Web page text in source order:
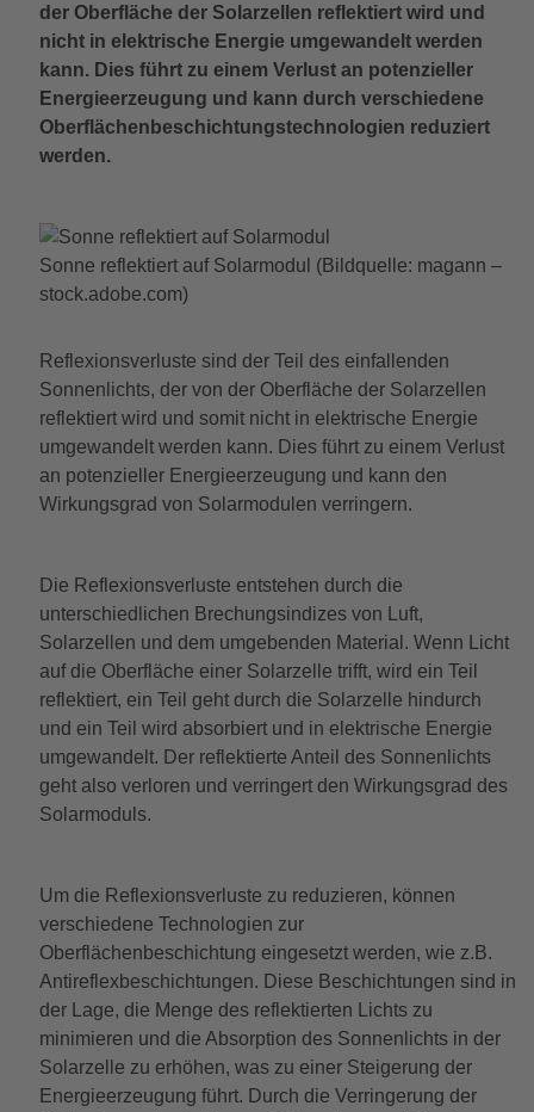
der Oberfläche der Solarzellen reflektiert wird und
nicht in elektrische Energie umgewandelt werden
kann. Dies führt zu einem Verlust an potenzieller
Energieerzeugung und kann durch verschiedene
Oberflächenbeschichtungstechnologien reduziert
werden.
Sonne reflektiert auf Solarmodul (Bildquelle: magann –
stock.adobe.com)
Reflexionsverluste sind der Teil des einfallenden
Sonnenlichts, der von der Oberfläche der Solarzellen
reflektiert wird und somit nicht in elektrische Energie
umgewandelt werden kann. Dies führt zu einem Verlust
an potenzieller Energieerzeugung und kann den
Wirkungsgrad von Solarmodulen verringern.
Die Reflexionsverluste entstehen durch die
unterschiedlichen Brechungsindizes von Luft,
Solarzellen und dem umgebenden Material. Wenn Licht
auf die Oberfläche einer Solarzelle trifft, wird ein Teil
reflektiert, ein Teil geht durch die Solarzelle hindurch
und ein Teil wird absorbiert und in elektrische Energie
umgewandelt. Der reflektierte Anteil des Sonnenlichts
geht also verloren und verringert den Wirkungsgrad des
Solarmoduls.
Um die Reflexionsverluste zu reduzieren, können
verschiedene Technologien zur
Oberflächenbeschichtung eingesetzt werden, wie z.B.
Antireflexbeschichtungen. Diese Beschichtungen sind in
der Lage, die Menge des reflektierten Lichts zu
minimieren und die Absorption des Sonnenlichts in der
Solarzelle zu erhöhen, was zu einer Steigerung der
Energieerzeugung führt. Durch die Verringerung der